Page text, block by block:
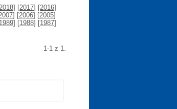
] [2017] [2016]
] [2006] [2005]
1989] [1988] [1987]
1-1 z 1.